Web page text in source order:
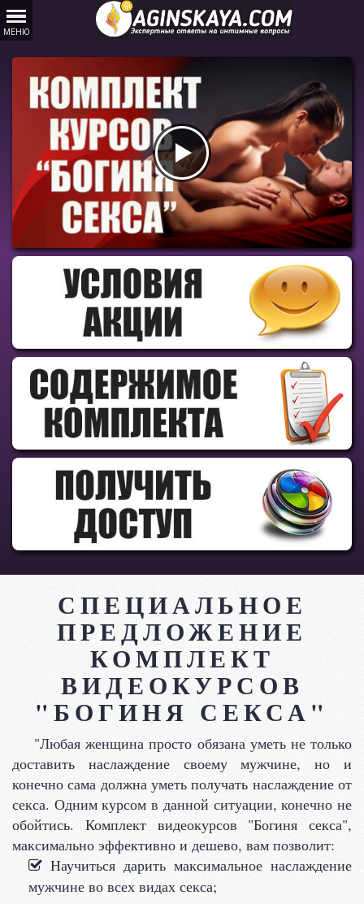
СПЕЦИАЛЬНОЕ
ПРЕДЛОЖЕНИЕ
КОМПЛЕКТ
ВИДЕОКУРСОВ
"БОГИНЯ СЕКСА"
"Любая женщина просто обязана уметь не только
доставить наслаждение своему мужчине, но и
конечно сама должна уметь получать наслаждение от
секса. Одним курсом в данной ситуации, конечно не
обойтись. Комплект видеокурсов "Богиня секса",
максимально эффективно и дешево, вам позволит:
Научиться дарить максимальное наслаждение
мужчине во всех видах секса;